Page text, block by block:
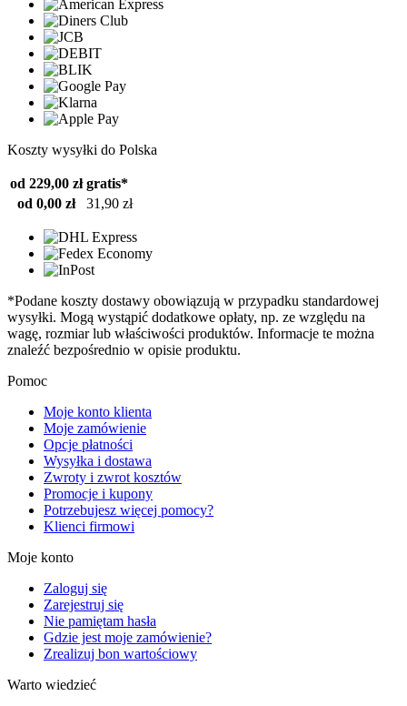
Koszty wysyłki do Polska
od 229,00 zł gratis*
od 0,00 zł
31,90 zł
*Podane koszty dostawy obowiązują w przypadku standardowej
wysyłki. Mogą wystąpić dodatkowe opłaty, np. ze względu na
wagę, rozmiar lub właściwości produktów. Informacje te można
znaleźć bezpośrednio w opisie produktu.
Pomoc
Moje konto klienta
Moje zamówienie
Opcje płatności
Wysyłka i dostawa
Zwroty i zwrot kosztów
Promocje i kupony
Potrzebujesz więcej pomocy?
Klienci firmowi
Moje konto
Zaloguj się
Zarejestruj się
Nie pamiętam hasła
Gdzie jest moje zamówienie?
Zrealizuj bon wartościowy
Warto wiedzieć